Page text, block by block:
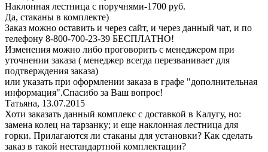
Наклонная лестница с поручнями-1700 руб.
Да, стаканы в комплекте)
Заказ можно оставить и через сайт, и через данный чат, и по
телефону 8-800-700-23-39 БЕСПЛАТНО!
Изменения можно либо проговорить с менеджером при
уточнении заказа ( менеджер всегда перезванивает для
подтверждения заказа)
или указать при оформлении заказа в графе "дополнительная
информация".Спасибо за Ваш вопрос!
Татьяна, 13.07.2015
Хоти заказать данный комплекс с доставкой в Калугу, но:
замена колец на тарзанку; и еще наклонная лестница для
горки. Прилагаются ли стаканы для установки? Как сделать
заказ в такой нестандартной комплектации?